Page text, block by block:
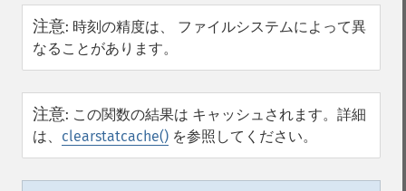
注意: 時刻の精度は、 ファイルシステムによって異
なることがあります。
注意: この関数の結果は キャッシュされます。詳細
は、 clearstatcache() を参照してください。